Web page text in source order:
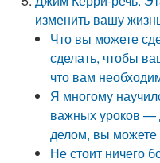
изменить вашу
Что вы можете
сделать, чтобы
что вам
Я многому
важных уроков
делом, вы можете
Не стоит ничего